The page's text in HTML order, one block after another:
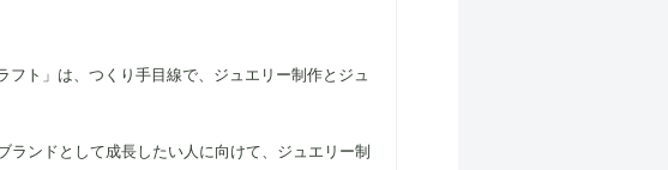
ト」は、つくり手目線で、ジュエリー制作とジュ
ンドとして成長したい人に向けて、ジュエリー制